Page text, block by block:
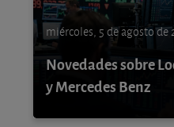
miércoles, 5 de agosto de
Novedades sobre
y Mercedes Benz